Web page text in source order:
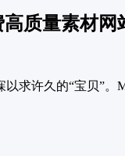
质量素材网
以求许久的“宝贝”